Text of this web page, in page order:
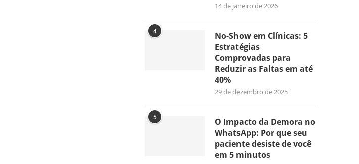
14 de janeiro de 2026
4
No-Show em Clínicas: 5
Estratégias
Comprovadas para
Reduzir as Faltas em até
40%
29 de dezembro de 2025
5
O Impacto da Demora no
WhatsApp: Por que seu
paciente desiste de você
em 5 minutos